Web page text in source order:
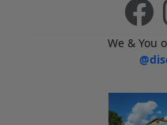
We & You